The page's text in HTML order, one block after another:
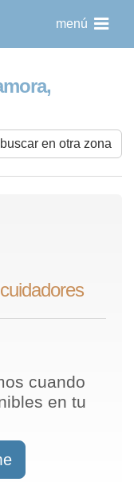
menú
buscar en otra zona
cuando
en tu
OpenStreetMap
CC-BY-SA